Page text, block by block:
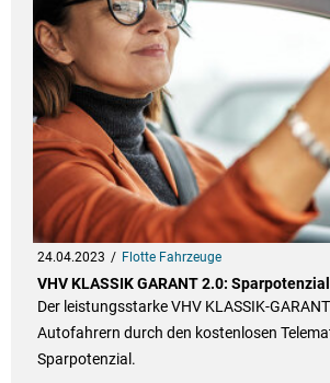
24.04.2023 Flotte Fahrzeuge
VHV KLASSIK GARANT 2.0:
Der leistungsstarke VHV KLASSIK-
Autofahrern durch den kostenlosen
Sparpotenzial.